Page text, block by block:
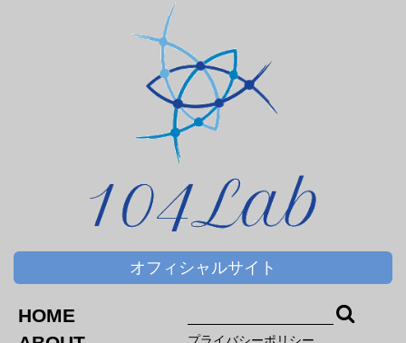
オフィシャルサイト
HOME
プライバシーポリシー